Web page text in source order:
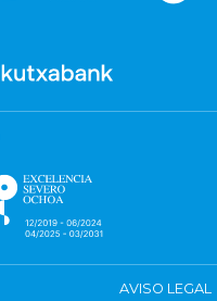
AVISO LEGAL